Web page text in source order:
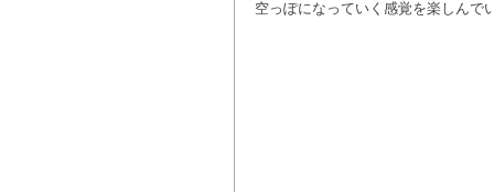
空っぽになっていく感覚を楽しんで